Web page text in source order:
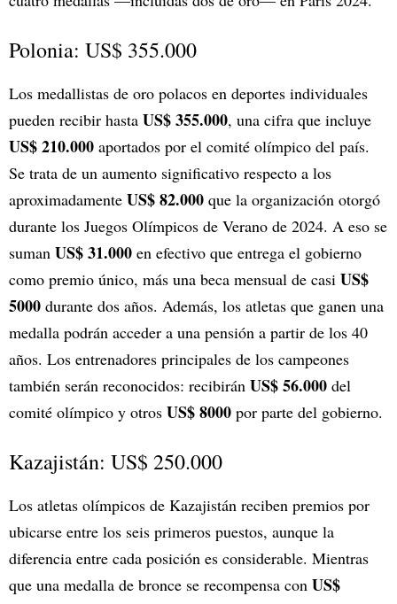
Polonia: US$ 355.000
Los medallistas de oro polacos en deportes individuales
pueden recibir hasta US$ 355.000, una cifra que incluye
US$ 210.000 aportados por el comité olímpico del país.
Se trata de un aumento significativo respecto a los
aproximadamente US$ 82.000 que la organización otorgó
durante los Juegos Olímpicos de Verano de 2024. A eso se
suman US$ 31.000 en efectivo que entrega el gobierno
como premio único, más una beca mensual de casi US$
5000 durante dos años. Además, los atletas que ganen una
medalla podrán acceder a una pensión a partir de los 40
años. Los entrenadores principales de los campeones
también serán reconocidos: recibirán US$ 56.000 del
comité olímpico y otros US$ 8000 por parte del gobierno.
Kazajistán: US$ 250.000
Los atletas olímpicos de Kazajistán reciben premios por
ubicarse entre los seis primeros puestos, aunque la
diferencia entre cada posición es considerable. Mientras
que una medalla de bronce se recompensa con US$